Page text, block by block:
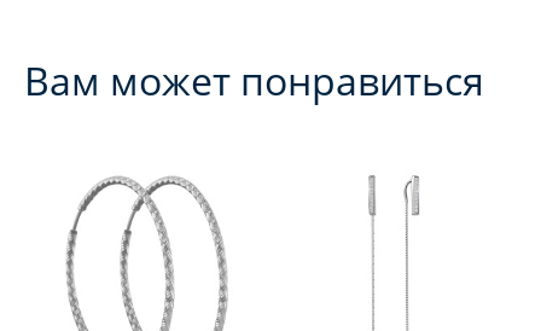
Вам может понравиться